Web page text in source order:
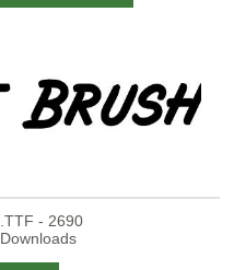
.TTF - 2690
Downloads